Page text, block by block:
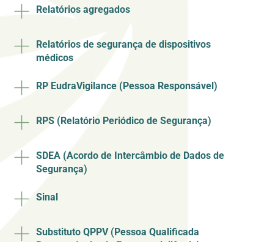
Relatórios agregados
Relatórios de segurança de dispositivos
médicos
RP EudraVigilance (Pessoa Responsável)
RPS (Relatório Periódico de Segurança)
SDEA (Acordo de Intercâmbio de Dados de
Segurança)
Sinal
Substituto QPPV (Pessoa Qualificada